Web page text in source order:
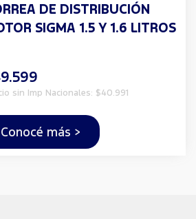
DE DISTRIBUCIÓN
SIGMA 1.5 Y 1.6 LITROS
sin Imp Nacionales: $40.991
Conocé más >